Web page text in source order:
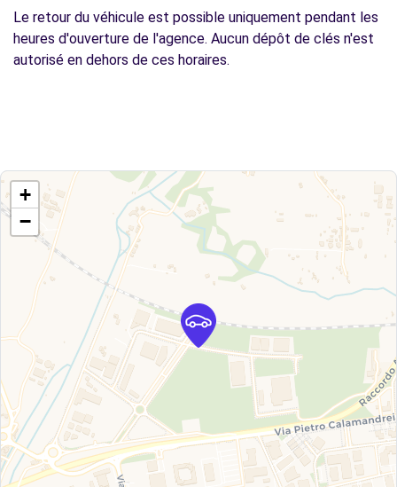
Le retour du véhicule est possible uniquement pendant les
heures d'ouverture de l'agence. Aucun dépôt de clés n'est
autorisé en dehors de ces horaires.
+
−